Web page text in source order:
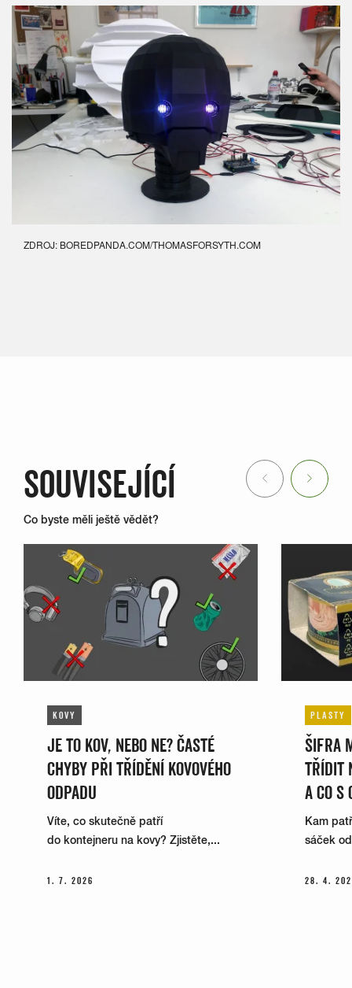
ZDROJ: BOREDPANDA.COM/THOMASFORSYTH.COM
SOUVISEJÍCÍ
Co byste měli ještě vědět?
Previous
KOVY
JE TO KOV, NEBO NE? ČASTÉ
CHYBY PŘI TŘÍDĚNÍ KOVOVÉHO
ODPADU
Víte, co skutečně patří
do kontejneru na kovy? Zjistěte,...
1. 7. 2026
PLASTY
ŠIFRA
TŘÍDIT
A CO S
Kam
sáček
28. 4.
Next